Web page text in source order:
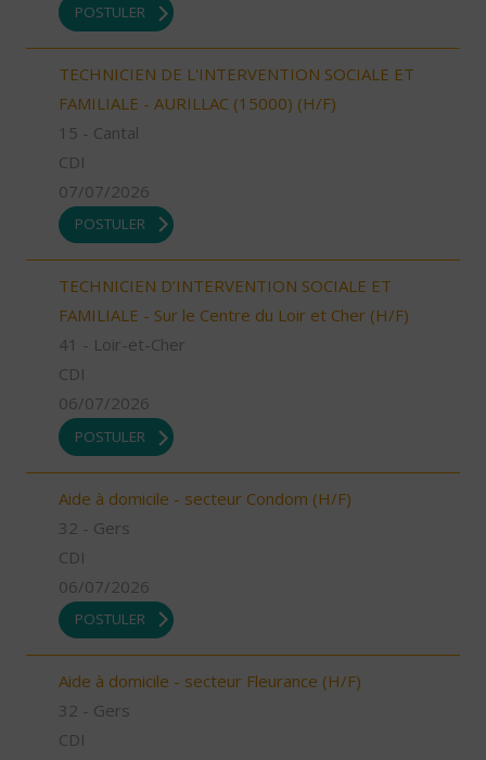
POSTULER
TECHNICIEN DE L'INTERVENTION SOCIALE ET
FAMILIALE - AURILLAC (15000) (H/F)
15 - Cantal
CDI
07/07/2026
POSTULER
TECHNICIEN D’INTERVENTION SOCIALE ET
FAMILIALE - Sur le Centre du Loir et Cher (H/F)
41 - Loir-et-Cher
CDI
06/07/2026
POSTULER
Aide à domicile - secteur Condom (H/F)
32 - Gers
CDI
06/07/2026
POSTULER
Aide à domicile - secteur Fleurance (H/F)
32 - Gers
CDI